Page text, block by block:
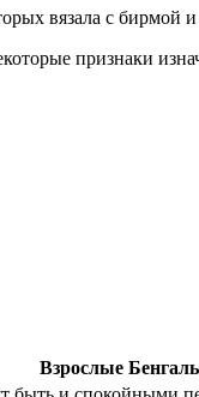
вязала с бирмой и
признаки
Взрослые